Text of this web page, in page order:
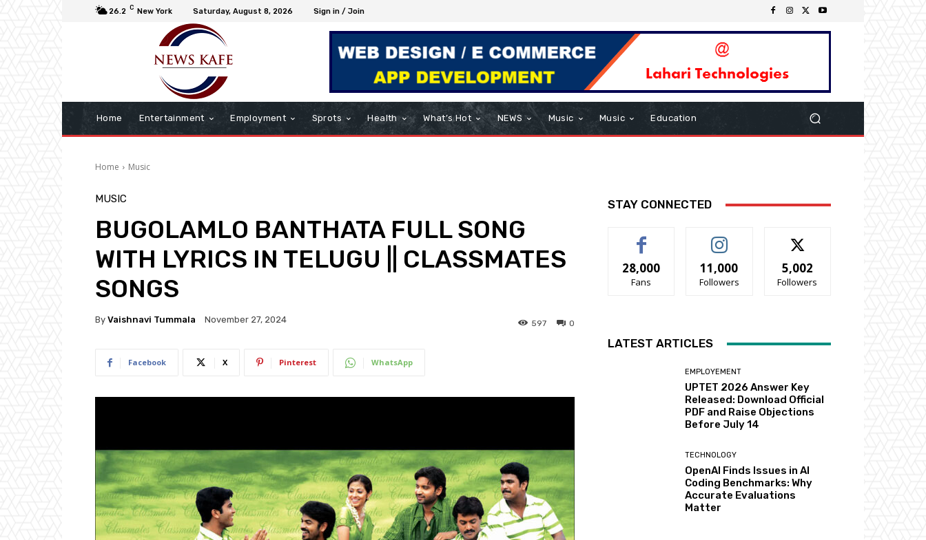
26.2 C New York Saturday, August 8, 2026 Sign in / Join
Home Entertainment Employment Sprots Health What’s Hot NEWS Music Music Education
Home Music
MUSIC
BUGOLAMLO BANTHATA FULL SONG
WITH LYRICS IN TELUGU || CLASSMATES
SONGS
By Vaishnavi Tummala November 27, 2024 0
597
Facebook X Pinterest WhatsApp
STAY CONNECTED
28,000
Fans
11,000
Followers
5,002
Followers
LATEST ARTICLES
EMPLOYEMENT
UPTET 2026 Answer Key
Released: Download Official
PDF and Raise Objections
Before July 14
TECHNOLOGY
OpenAI Finds Issues in AI
Coding Benchmarks: Why
Accurate Evaluations
Matter